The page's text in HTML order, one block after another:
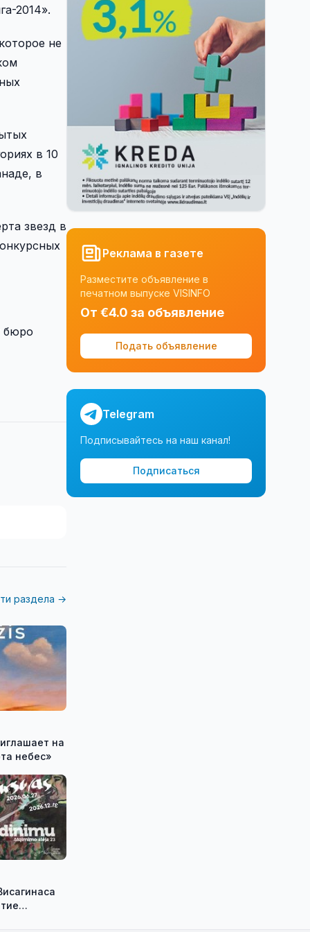
2014».
не
в 10
в
звезд в
бюро
раздела →
небес»
Реклама в газете
Разместите объявление в
печатном выпуске VISINFO
От €4.0 за объявление
Подать объявление
Telegram
Подписывайтесь на наш канал!
Подписаться